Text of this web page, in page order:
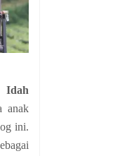
Idah
anak
ini.